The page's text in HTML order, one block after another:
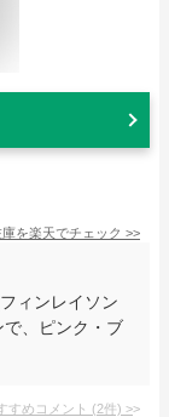
を楽天でチェック >>
ィンレイソン
、ピンク・ブ
すめコメント (2件) >